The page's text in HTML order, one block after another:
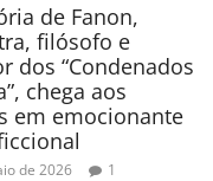
de Fanon,
filósofo e
dos “Condenados
chega aos
em emocionante
de 2026 1